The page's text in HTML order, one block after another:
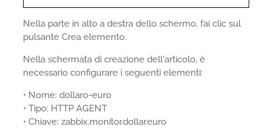
Nella parte in alto a destra dello schermo, fai clic sul
pulsante Crea elemento.
Nella schermata di creazione dell'articolo, è
necessario configurare i seguenti elementi:
• Nome: dollaro-euro
• Tipo: HTTP AGENT
• Chiave: zabbix.monitor.dollar.euro